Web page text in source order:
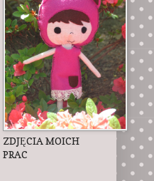
ZDJĘCIA MOICH
PRAC